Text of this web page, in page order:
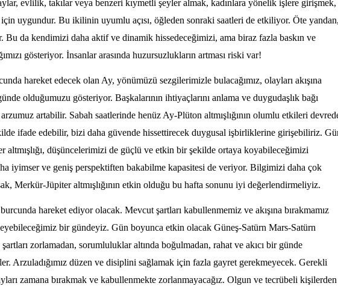
evlilik, takılar veya benzeri kıymetli şeyler almak, kadınlara yönelik işlere girişmek,
uygundur. Bu ikilinin uyumlu açısı, öğleden sonraki saatleri de etkiliyor. Öte yandan,
Bu da kendimizi daha aktif ve dinamik hissedeceğimizi, ama biraz fazla baskın ve
gösteriyor. İnsanlar arasında huzursuzlukların artması riski var!
hareket edecek olan Ay, yönümüzü sezgilerimizle bulacağımız, olayları akışına
olduğumuzu gösteriyor. Başkalarının ihtiyaçlarını anlama ve duygudaşlık bağı
artabilir. Sabah saatlerinde henüz Ay-Plüton altmışlığının olumlu etkileri
ifade edebilir, bizi daha güvende hissettirecek duygusal işbirliklerine girişebiliriz.
altmışlığı, düşüncelerimizi de güçlü ve etkin bir şekilde ortaya koyabileceğimizi
iyimser ve geniş perspektiften bakabilme kapasitesi de veriyor. Bilgimizi daha çok
Merkür-Jüpiter altmışlığının etkin olduğu bu hafta sonunu iyi değerlendirmeliyiz.
hareket ediyor olacak. Mevcut şartları kabullenmemiz ve akışına bırakmamız
bir gündeyiz. Gün boyunca etkin olacak Güneş-Satürn Mars-Satürn
zorlamadan, sorumluluklar altında boğulmadan, rahat ve akıcı bir günde
Arzuladığımız düzen ve disiplini sağlamak için fazla gayret gerekmeyecek. Gerekli
zamana bırakmak ve kabullenmekte zorlanmayacağız. Olgun ve tecrübeli kişilerden